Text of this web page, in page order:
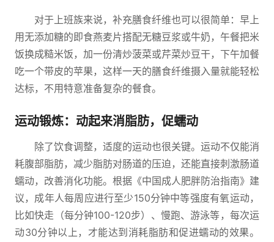
对于上班族来说，补充膳食纤维也可以很简单：早上
用无添加糖的即食燕麦片搭配无糖豆浆或牛奶，午餐把米
饭换成糙米饭，加一份清炒菠菜或芹菜炒豆干，下午加餐
吃一个带皮的苹果，这样一天的膳食纤维摄入量就能轻松
达标，不用特意准备复杂的餐食。
运动锻炼：动起来消脂肪，促蠕动
除了饮食调整，适度的运动也很关键。运动不仅能消
耗腹部脂肪，减少脂肪对肠道的压迫，还能直接刺激肠道
蠕动，改善消化功能。根据《中国成人肥胖防治指南》建
议，成年人每周应进行至少150分钟中等强度有氧运动，
比如快走（每分钟100-120步）、慢跑、游泳等，每次运
动30分钟以上，才能达到消耗脂肪和促进蠕动的效果。